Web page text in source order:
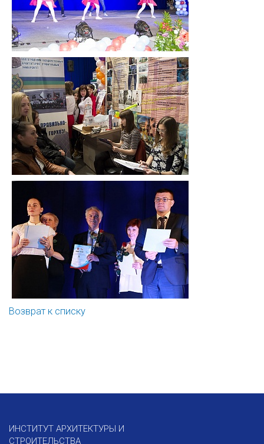
Возврат к списку
ИНСТИТУТ АРХИТЕКТУРЫ И
СТРОИТЕЛЬСТВА